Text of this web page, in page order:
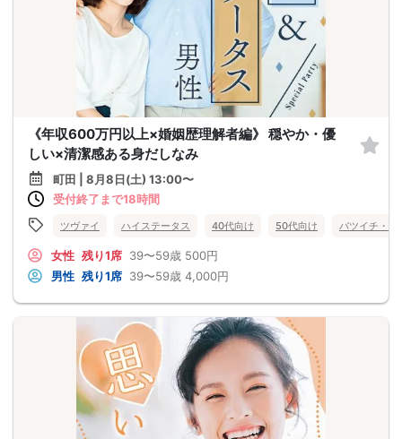
《年収600万円以上×婚姻歴理解者編》 穏やか・優
しい×清潔感ある身だしなみ
町田 | 8月8日(土) 13:00〜
受付終了まで18時間
ツヴァイ ハイステータス 40代向け 50代向け バツイチ・再
女性 残り1席 39〜59歳 500円
男性 残り1席 39〜59歳 4,000円